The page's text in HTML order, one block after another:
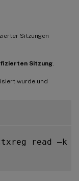
Sitzungen
Sitzung
wurde und
read –k